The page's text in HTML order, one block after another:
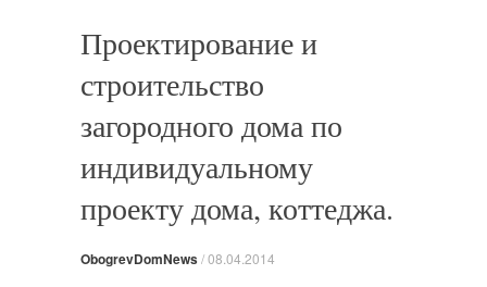
Проектирование и
строительство
загородного дома по
индивидуальному
проекту дома, коттеджа.
ObogrevDomNews/08.04.2014